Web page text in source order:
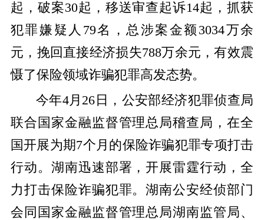
起，破案30起，移送审查起诉14起，抓获
犯罪嫌疑人79名，总涉案金额3034万余
元，挽回直接经济损失788万余元，有效震
慑了保险领域诈骗犯罪高发态势。
今年4月26日，公安部经济犯罪侦查局
联合国家金融监督管理总局稽查局，在全
国开展为期7个月的保险诈骗犯罪专项打击
行动。湖南迅速部署，开展雷霆行动，全
力打击保险诈骗犯罪。湖南公安经侦部门
会同国家金融监督管理总局湖南监管局、